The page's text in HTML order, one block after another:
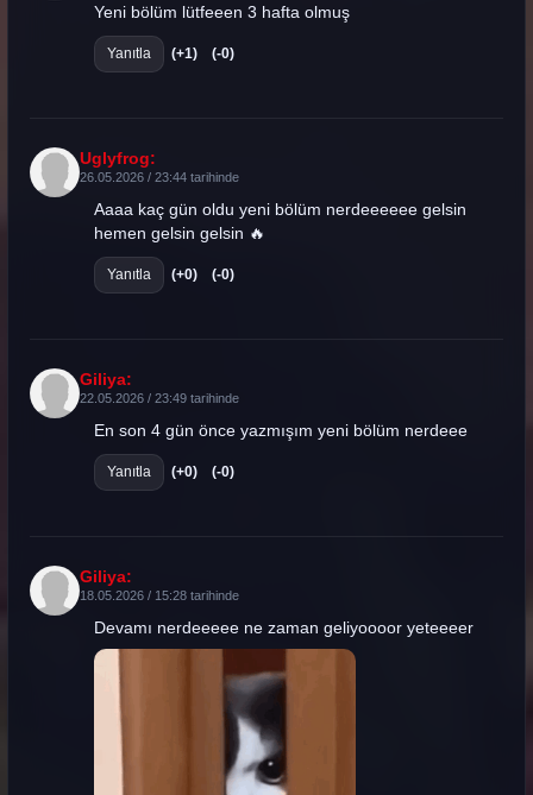
Yeni bölüm lütfeeen 3 hafta olmuş
Yanıtla (+1) (-0)
Uglyfrog:
26.05.2026 / 23:44 tarihinde
Aaaa kaç gün oldu yeni bölüm nerdeeeeee gelsin
hemen gelsin gelsin 🔥
Yanıtla (+0) (-0)
Giliya:
22.05.2026 / 23:49 tarihinde
En son 4 gün önce yazmışım yeni bölüm nerdeee
Yanıtla (+0) (-0)
Giliya:
18.05.2026 / 15:28 tarihinde
Devamı nerdeeeee ne zaman geliyoooor yeteeeer